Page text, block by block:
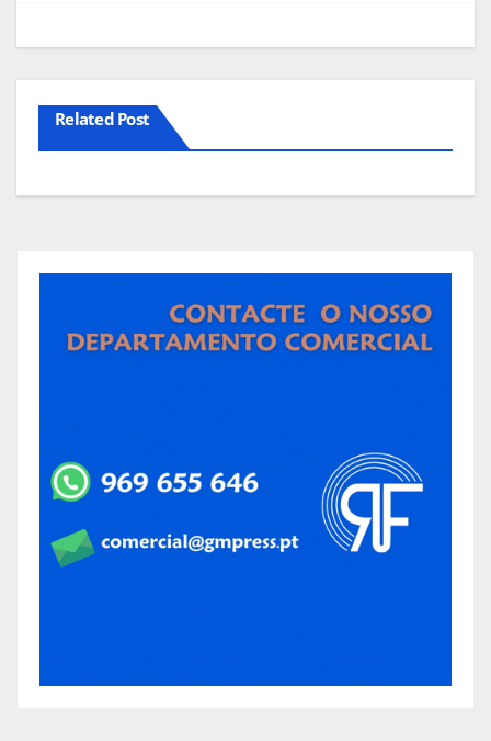
Related Post